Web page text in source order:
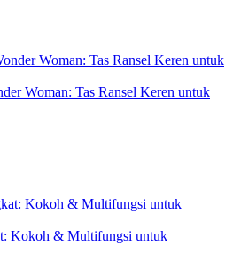
Woman: Tas Ransel Keren untuk
Kokoh & Multifungsi untuk